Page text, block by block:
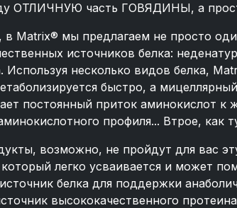
ОТЛИЧНУЮ часть ГОВЯДИНЫ, а
Matrix® мы предлагаем не просто
источников белка:
Используя несколько видов белка,
быстро, а
постоянный приток аминокислот
профиля... Втрое, как
возможно, не пройдут для вас
легко усваивается и может
белка для поддержки
высококачественного